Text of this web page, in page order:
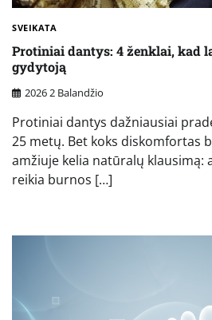
SVEIKATA
Protiniai dantys: 4 ženklai, kad
gydytoją
2026 2 Balandžio
Protiniai dantys dažniausiai
25 metų. Bet koks diskomfortas
amžiuje kelia natūralų klausimą:
reikia burnos […]